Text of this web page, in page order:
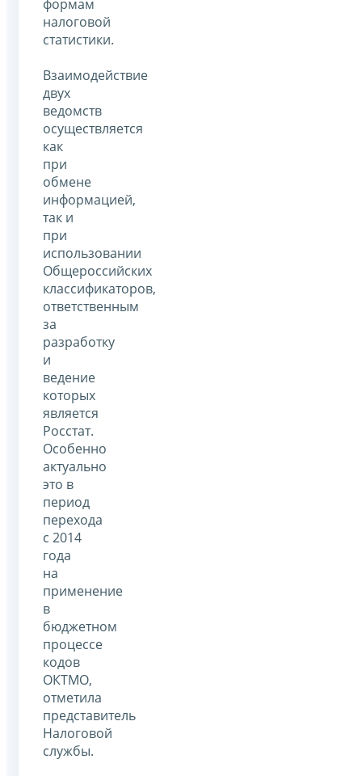
формам
налоговой
статистики.
Взаимодействие
двух
ведомств
осуществляется
как
при
обмене
информацией,
так и
при
использовании
Общероссийских
классификаторов,
ответственным
за
разработку
и
ведение
которых
является
Росстат.
Особенно
актуально
это в
период
перехода
с 2014
года
на
применение
в
бюджетном
процессе
кодов
ОКТМО,
отметила
представитель
Налоговой
службы.